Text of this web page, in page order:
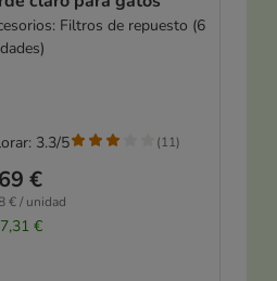
Filtros de repuesto (6
€
€ / unidad
7,31 €
3.3/5 (11)